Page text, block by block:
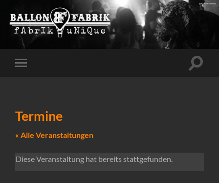
Mobile-
Termine
« Alle Veranstaltungen
Diese Veranstaltung hat bereits stattgefunden.